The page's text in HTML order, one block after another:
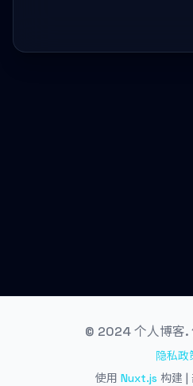
© 2024 个人博客.
隐私政
使用 Nuxt.js 构建 |